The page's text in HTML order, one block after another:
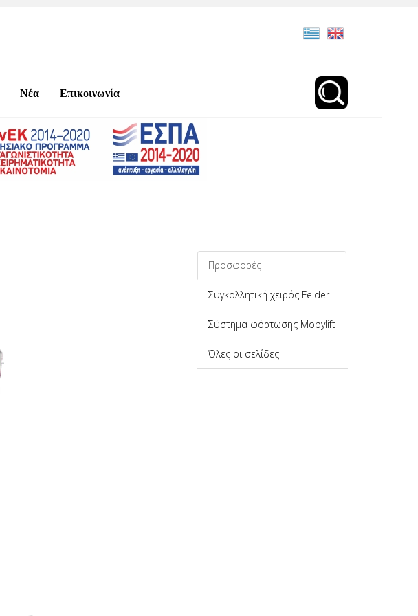
Νέα Επικοινωνία
Προσφορές
Συγκολλητική χειρός Felder
Σύστημα φόρτωσης Mobylift
Όλες οι σελίδες